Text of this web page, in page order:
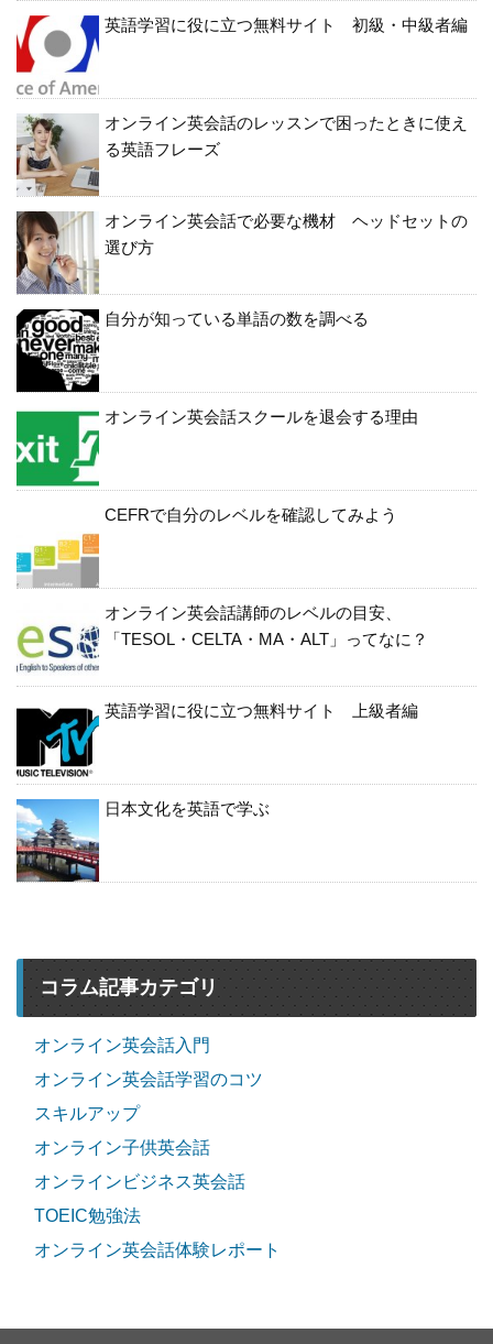
英語学習に役に立つ無料サイト 初級・中級者編
オンライン英会話のレッスンで困ったときに使え
る英語フレーズ
オンライン英会話で必要な機材 ヘッドセットの
選び方
自分が知っている単語の数を調べる
オンライン英会話スクールを退会する理由
CEFRで自分のレベルを確認してみよう
オンライン英会話講師のレベルの目安、
「TESOL・CELTA・MA・ALT」ってなに？
英語学習に役に立つ無料サイト 上級者編
日本文化を英語で学ぶ
コラム記事カテゴリ
オンライン英会話入門
オンライン英会話学習のコツ
スキルアップ
オンライン子供英会話
オンラインビジネス英会話
TOEIC勉強法
オンライン英会話体験レポート